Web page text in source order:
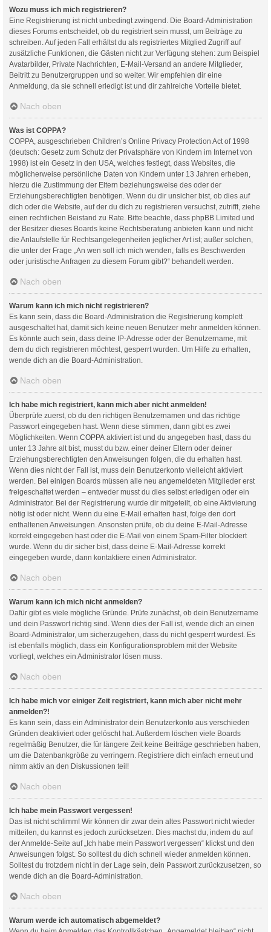
Wozu muss ich mich registrieren?
Eine Registrierung ist nicht unbedingt zwingend. Die Board-Administration
dieses Forums entscheidet, ob du registriert sein musst, um Beiträge zu
schreiben. Auf jeden Fall erhältst du als registriertes Mitglied Zugriff auf
zusätzliche Funktionen, die Gästen nicht zur Verfügung stehen: zum Beispiel
Avatarbilder, Private Nachrichten, E-Mail-Versand an andere Mitglieder,
Beitritt zu Benutzergruppen und so weiter. Wir empfehlen dir eine
Anmeldung, da sie schnell erledigt ist und dir zahlreiche Vorteile bietet.
Nach oben
Was ist COPPA?
COPPA, ausgeschrieben Children’s Online Privacy Protection Act of 1998
(deutsch: Gesetz zum Schutz der Privatsphäre von Kindern im Internet von
1998) ist ein Gesetz in den USA, welches festlegt, dass Websites, die
möglicherweise persönliche Daten von Kindern unter 13 Jahren erheben,
hierzu die Zustimmung der Eltern beziehungsweise des oder der
Erziehungsberechtigten benötigen. Wenn du dir unsicher bist, ob dies auf
dich oder die Website, auf der du dich zu registrieren versuchst, zutrifft, ziehe
einen rechtlichen Beistand zu Rate. Bitte beachte, dass phpBB Limited und
der Besitzer dieses Boards keine Rechtsberatung anbieten kann und nicht
die Anlaufstelle für Rechtsangelegenheiten jeglicher Art ist; außer solchen,
die unter der Frage „An wen soll ich mich wenden, falls es Beschwerden
oder juristische Anfragen zu diesem Forum gibt?“ behandelt werden.
Nach oben
Warum kann ich mich nicht registrieren?
Es kann sein, dass die Board-Administration die Registrierung komplett
ausgeschaltet hat, damit sich keine neuen Benutzer mehr anmelden können.
Es könnte auch sein, dass deine IP-Adresse oder der Benutzername, mit
dem du dich registrieren möchtest, gesperrt wurden. Um Hilfe zu erhalten,
wende dich an die Board-Administration.
Nach oben
Ich habe mich registriert, kann mich aber nicht anmelden!
Überprüfe zuerst, ob du den richtigen Benutzernamen und das richtige
Passwort eingegeben hast. Wenn diese stimmen, dann gibt es zwei
Möglichkeiten. Wenn COPPA aktiviert ist und du angegeben hast, dass du
unter 13 Jahre alt bist, musst du bzw. einer deiner Eltern oder deiner
Erziehungsberechtigten den Anweisungen folgen, die du erhalten hast.
Wenn dies nicht der Fall ist, muss dein Benutzerkonto vielleicht aktiviert
werden. Bei einigen Boards müssen alle neu angemeldeten Mitglieder erst
freigeschaltet werden – entweder musst du dies selbst erledigen oder ein
Administrator. Bei der Registrierung wurde dir mitgeteilt, ob eine Aktivierung
nötig ist oder nicht. Wenn du eine E-Mail erhalten hast, folge den dort
enthaltenen Anweisungen. Ansonsten prüfe, ob du deine E-Mail-Adresse
korrekt eingegeben hast oder die E-Mail von einem Spam-Filter blockiert
wurde. Wenn du dir sicher bist, dass deine E-Mail-Adresse korrekt
eingegeben wurde, dann kontaktiere einen Administrator.
Nach oben
Warum kann ich mich nicht anmelden?
Dafür gibt es viele mögliche Gründe. Prüfe zunächst, ob dein Benutzername
und dein Passwort richtig sind. Wenn dies der Fall ist, wende dich an einen
Board-Administrator, um sicherzugehen, dass du nicht gesperrt wurdest. Es
ist ebenfalls möglich, dass ein Konfigurationsproblem mit der Website
vorliegt, welches ein Administrator lösen muss.
Nach oben
Ich habe mich vor einiger Zeit registriert, kann mich aber nicht mehr
anmelden?!
Es kann sein, dass ein Administrator dein Benutzerkonto aus verschieden
Gründen deaktiviert oder gelöscht hat. Außerdem löschen viele Boards
regelmäßig Benutzer, die für längere Zeit keine Beiträge geschrieben haben,
um die Datenbankgröße zu verringern. Registriere dich einfach erneut und
nimm aktiv an den Diskussionen teil!
Nach oben
Ich habe mein Passwort vergessen!
Das ist nicht schlimm! Wir können dir zwar dein altes Passwort nicht wieder
mitteilen, du kannst es jedoch zurücksetzen. Dies machst du, indem du auf
der Anmelde-Seite auf „Ich habe mein Passwort vergessen“ klickst und den
Anweisungen folgst. So solltest du dich schnell wieder anmelden können.
Solltest du trotzdem nicht in der Lage sein, dein Passwort zurückzusetzen, so
wende dich an die Board-Administration.
Nach oben
Warum werde ich automatisch abgemeldet?